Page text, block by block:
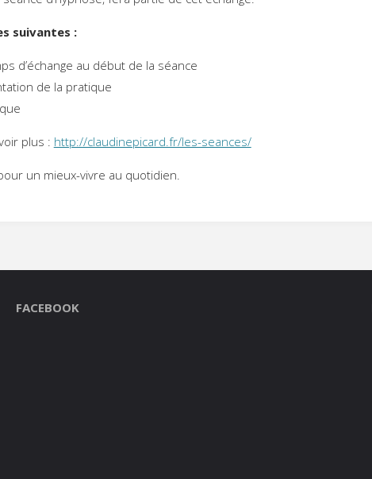
suivantes :
d’échange au début de la séance
de la pratique
plus : http://claudinepicard.fr/les-seances/
un mieux-vivre au quotidien.
FACEBOOK